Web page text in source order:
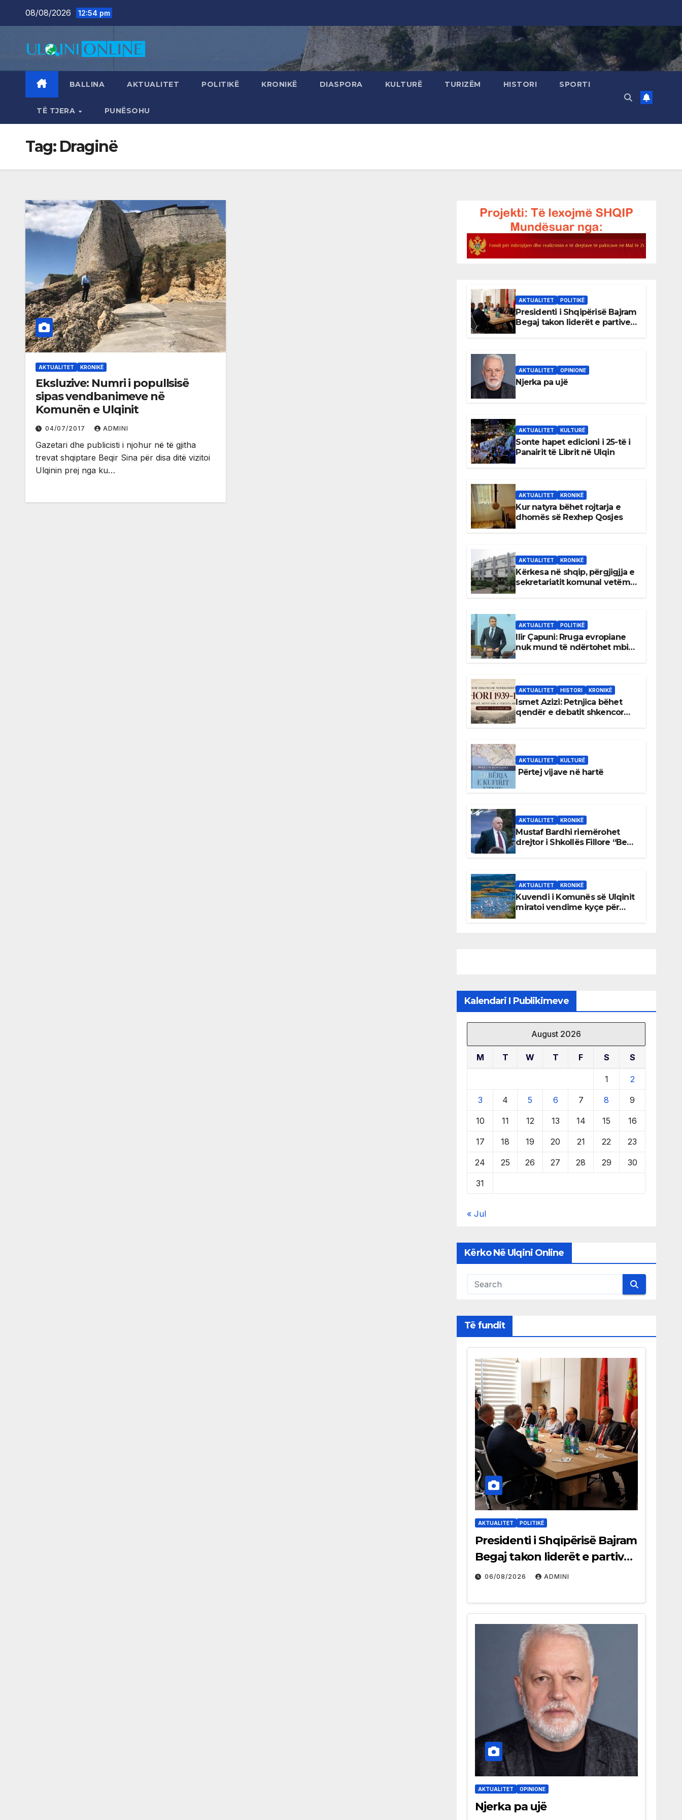
08/08/2026 12:54 pm
BALLINA AKTUALITET POLITIKË KRONIKË DIASPORA KULTURË TURIZËM HISTORI SPORTI
TË TJERA PUNËSOHU
Tag: Draginë
AKTUALITET KRONIKË
Eksluzive: Numri i popullsisë
sipas vendbanimeve në
Komunën e Ulqinit
04/07/2017 ADMINI
Gazetari dhe publicisti i njohur në të gjitha
trevat shqiptare Beqir Sina për disa ditë vizitoi
Ulqinin prej nga ku…
AKTUALITET POLITIKË
Presidenti i Shqipërisë Bajram
Begaj takon liderët e partive
AKTUALITET OPINIONE
Njerka pa ujë
AKTUALITET KULTURË
Sonte hapet edicioni i 25-të i
Panairit të Librit në Ulqin
AKTUALITET KRONIKË
Kur natyra bëhet rojtarja e
dhomës së Rexhep Qosjes
AKTUALITET KRONIKË
Kërkesa në shqip, përgjigjja e
sekretariatit komunal vetëm
AKTUALITET POLITIKË
Ilir Çapuni: Rruga evropiane
nuk mund të ndërtohet mbi
AKTUALITET HISTORI KRONIKË
Ismet Azizi: Petnjica bëhet
qendër e debatit shkencor
AKTUALITET KULTURË
Përtej vijave në hartë
AKTUALITET KRONIKË
Mustaf Bardhi riemërohet
drejtor i Shkollës Fillore “Bedri
AKTUALITET KRONIKË
Kuvendi i Komunës së Ulqinit
miratoi vendime kyçe për
Kalendari I Publikimeve
August 2026
M T W T F S S
1 2
3 4 5 6 7 8 9
10 11 12 13 14 15 16
17 18 19 20 21 22 23
24 25 26 27 28 29 30
31
« Jul
Kërko Në Ulqini Online
Të fundit
AKTUALITET POLITIKË
Presidenti i Shqipërisë Bajram
Begaj takon liderët e partive
shqiptare në Ulqin
06/08/2026 ADMINI
AKTUALITET OPINIONE
Njerka pa ujë